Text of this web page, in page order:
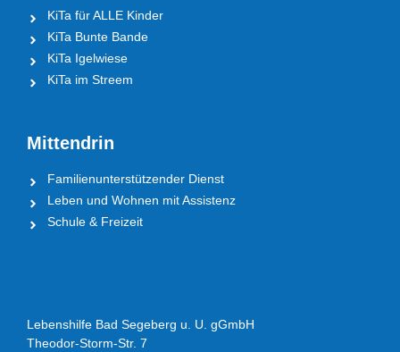
KiTa für ALLE Kinder
KiTa Bunte Bande
KiTa Igelwiese
KiTa im Streem
Mittendrin
Familienunterstützender Dienst
Leben und Wohnen mit Assistenz
Schule & Freizeit
Lebenshilfe Bad Segeberg u. U. gGmbH
Theodor-Storm-Str. 7